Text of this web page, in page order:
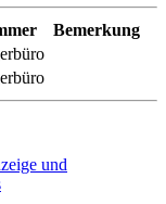
Bemerkung
und